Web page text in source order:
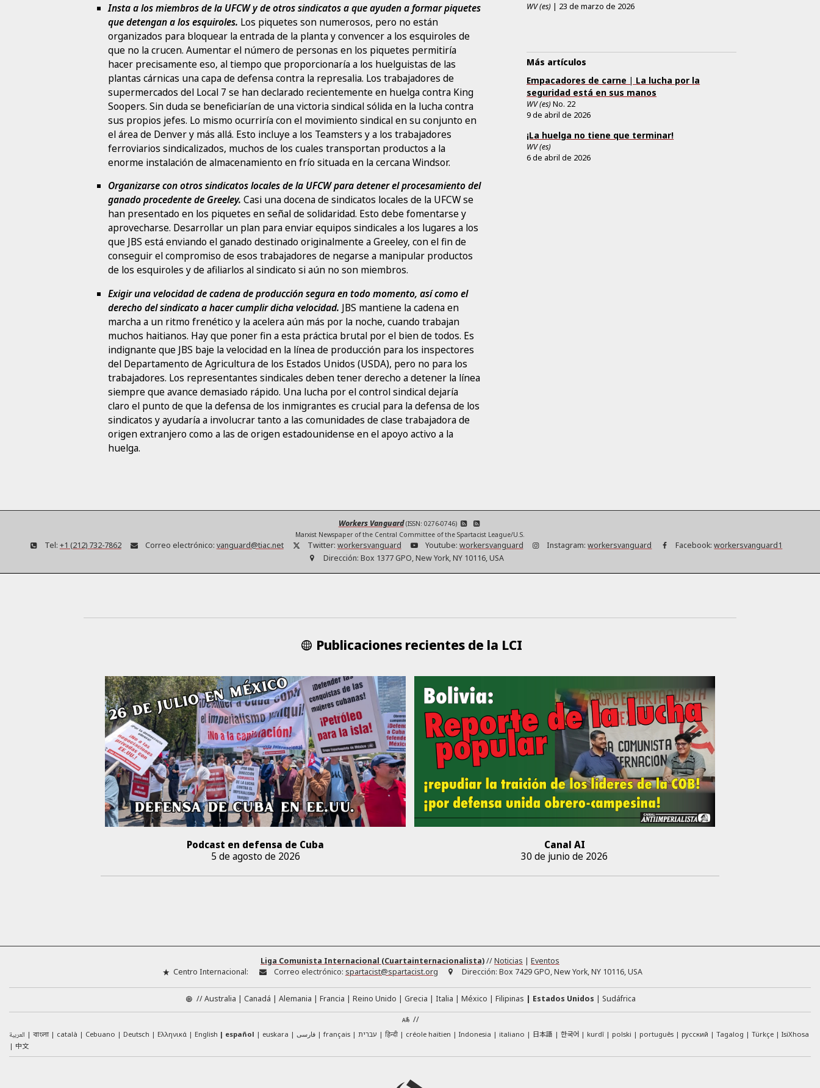
Insta a los miembros de la UFCW y de otros sindicatos a que ayuden a formar piquetes
que detengan a los esquiroles. Los piquetes son numerosos, pero no están
organizados para bloquear la entrada de la planta y convencer a los esquiroles de
que no la crucen. Aumentar el número de personas en los piquetes permitiría
hacer precisamente eso, al tiempo que proporcionaría a los huelguistas de las
plantas cárnicas una capa de defensa contra la represalia. Los trabajadores de
supermercados del Local 7 se han declarado recientemente en huelga contra King
Soopers. Sin duda se beneficiarían de una victoria sindical sólida en la lucha contra
sus propios jefes. Lo mismo ocurriría con el movimiento sindical en su conjunto en
el área de Denver y más allá. Esto incluye a los Teamsters y a los trabajadores
ferroviarios sindicalizados, muchos de los cuales transportan productos a la
enorme instalación de almacenamiento en frío situada en la cercana Windsor.
Organizarse con otros sindicatos locales de la UFCW para detener el procesamiento del
ganado procedente de Greeley. Casi una docena de sindicatos locales de la UFCW se
han presentado en los piquetes en señal de solidaridad. Esto debe fomentarse y
aprovecharse. Desarrollar un plan para enviar equipos sindicales a los lugares a los
que JBS está enviando el ganado destinado originalmente a Greeley, con el fin de
conseguir el compromiso de esos trabajadores de negarse a manipular productos
de los esquiroles y de afiliarlos al sindicato si aún no son miembros.
Exigir una velocidad de cadena de producción segura en todo momento, así como el
derecho del sindicato a hacer cumplir dicha velocidad. JBS mantiene la cadena en
marcha a un ritmo frenético y la acelera aún más por la noche, cuando trabajan
muchos haitianos. Hay que poner fin a esta práctica brutal por el bien de todos. Es
indignante que JBS baje la velocidad en la línea de producción para los inspectores
del Departamento de Agricultura de los Estados Unidos (USDA), pero no para los
trabajadores. Los representantes sindicales deben tener derecho a detener la línea
siempre que avance demasiado rápido. Una lucha por el control sindical dejaría
claro el punto de que la defensa de los inmigrantes es crucial para la defensa de los
sindicatos y ayudaría a involucrar tanto a las comunidades de clase trabajadora de
origen extranjero como a las de origen estadounidense en el apoyo activo a la
huelga.
WV (es) | 23 de marzo de 2026
Más artículos
Empacadores de carne | La lucha por la
seguridad está en sus manos
WV (es) No. 22
9 de abril de 2026
¡La huelga no tiene que terminar!
WV (es)
6 de abril de 2026
Workers Vanguard (ISSN: 0276-0746)
Marxist Newspaper of the Central Committee of the Spartacist League/U.S.
Tel: +1 (212) 732-7862 Correo electrónico: vanguard@tiac.net Twitter: workersvanguard Youtube: workersvanguard Instagram: workersvanguard Facebook: workersvanguard1
Dirección: Box 1377 GPO, New York, NY 10116, USA
Publicaciones recientes de la LCI
Podcast en defensa de Cuba
5 de agosto de 2026
Canal AI
30 de junio de 2026
Liga Comunista Internacional (Cuartainternacionalista)//Noticias | Eventos
Centro Internacional:
Correo electrónico: spartacist@spartacist.org Dirección: Box 7429 GPO, New York, NY 10116, USA
//Australia Canadá Alemania Francia Reino Unido Grecia Italia México Filipinas Estados Unidos Sudáfrica
//
العربية বাংলা català Cebuano Deutsch Ελληνικά English español euskara فارسی français עברית हिन्दी créole haïtien Indonesia italiano 日本語 한국어 kurdî polski português русский Tagalog Türkçe IsiXhosa
中文